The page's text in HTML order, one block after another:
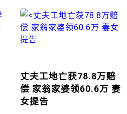
丈夫工地亡获78.8万赔
偿 家翁家婆领60.6万 妻
女提告